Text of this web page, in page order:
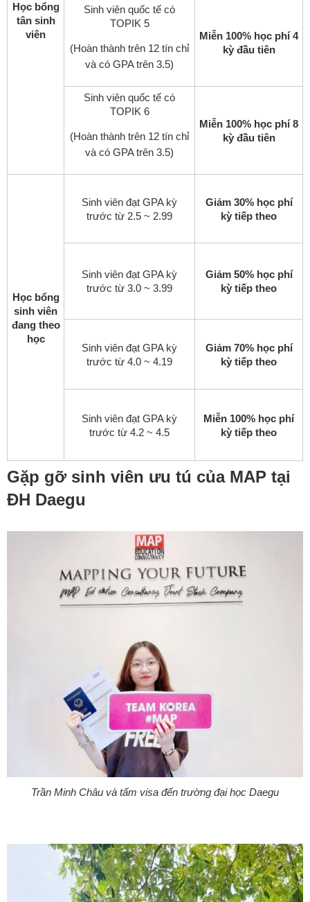
Học bổng
tân sinh
viên
Sinh viên quốc tế có
TOPIK 5
(Hoàn thành trên 12 tín chỉ
và có GPA trên 3.5)
Miễn 100% học phí 4
kỳ đầu tiên
Sinh viên quốc tế có
TOPIK 6
(Hoàn thành trên 12 tín chỉ
và có GPA trên 3.5)
Miễn 100% học phí 8
kỳ đầu tiên
Học bổng
sinh viên
đang theo
học
Sinh viên đạt GPA kỳ
trước từ 2.5 ~ 2.99
Giảm 30% học phí
kỳ tiếp theo
Sinh viên đạt GPA kỳ
trước từ 3.0 ~ 3.99
Giảm 50% học phí
kỳ tiếp theo
Sinh viên đạt GPA kỳ
trước từ 4.0 ~ 4.19
Giảm 70% học phí
kỳ tiếp theo
Sinh viên đạt GPA kỳ
trước từ 4.2 ~ 4.5
Miễn 100% học phí
kỳ tiếp theo
Gặp gỡ sinh viên ưu tú của MAP tại
ĐH Daegu
Trần Minh Châu và tấm visa đến trường đại học Daegu